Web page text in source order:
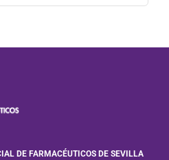
DE FARMACÉUTICOS DE SEVILLA